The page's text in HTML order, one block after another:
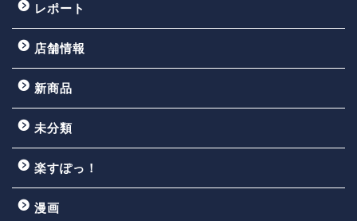
レポート
店舗情報
新商品
未分類
楽すぽっ！
漫画